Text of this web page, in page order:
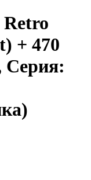
+ 470
Серия: